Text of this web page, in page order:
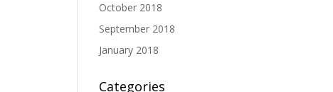
October 2018
September 2018
January 2018
Categories